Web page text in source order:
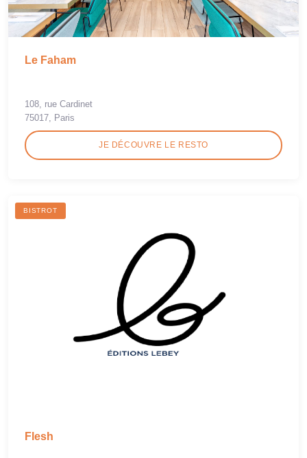
Le Faham
108, rue Cardinet
75017, Paris
JE DÉCOUVRE LE RESTO
BISTROT
Flesh